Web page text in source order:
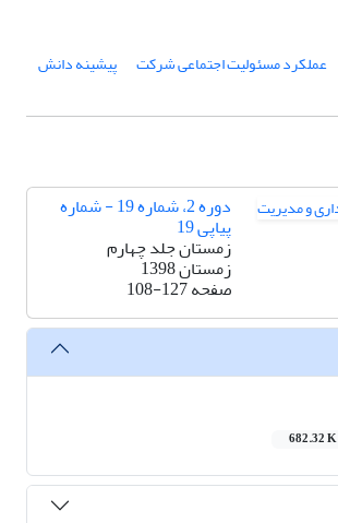
عملکرد مسئولیت اجتماعی شرکت پیشینه دانش
دوره 2، شماره 19 - شماره
پیاپی 19
زمستان جلد چهارم
زمستان 1398
صفحه108-127
682.32 K